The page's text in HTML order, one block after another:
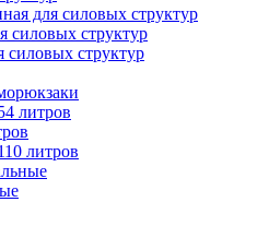
для силовых структур
силовых структур
силовых структур
литров
литров